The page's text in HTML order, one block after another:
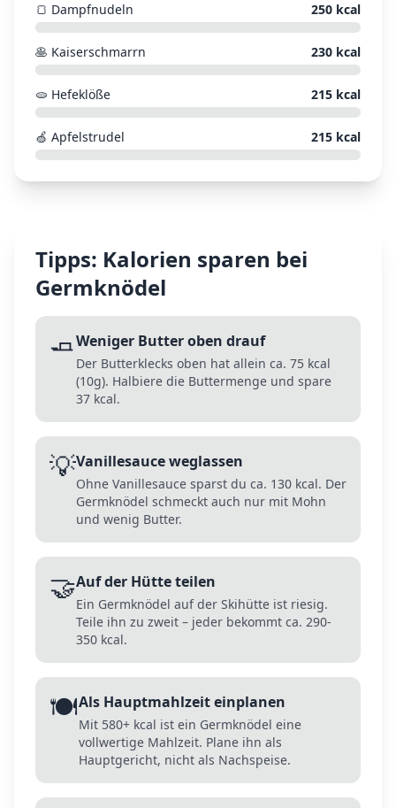
🍞 Dampfnudeln 250 kcal
🥞 Kaiserschmarrn 230 kcal
🫓 Hefeklöße 215 kcal
🍏 Apfelstrudel 215 kcal
Tipps: Kalorien sparen bei
Germknödel
🧈Weniger Butter oben drauf
Der Butterklecks oben hat allein ca. 75 kcal
(10g). Halbiere die Buttermenge und spare
37 kcal.
💡Vanillesauce weglassen
Ohne Vanillesauce sparst du ca. 130 kcal. Der
Germknödel schmeckt auch nur mit Mohn
und wenig Butter.
🤝Auf der Hütte teilen
Ein Germknödel auf der Skihütte ist riesig.
Teile ihn zu zweit – jeder bekommt ca. 290-
350 kcal.
🍽️Als Hauptmahlzeit einplanen
Mit 580+ kcal ist ein Germknödel eine
vollwertige Mahlzeit. Plane ihn als
Hauptgericht, nicht als Nachspeise.